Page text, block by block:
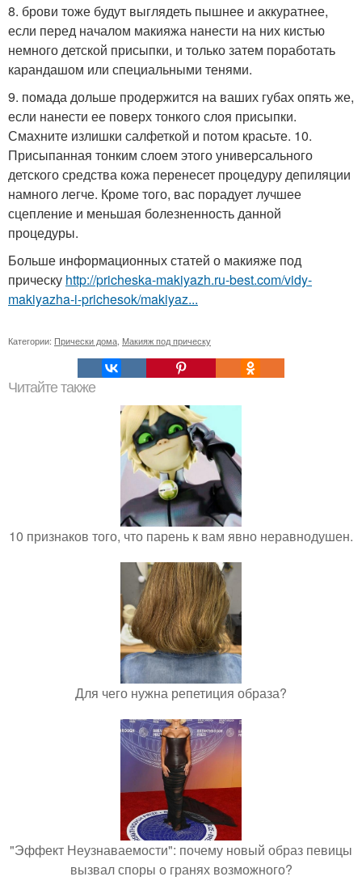
8. брови тоже будут выглядеть пышнее и аккуратнее,
если перед началом макияжа нанести на них кистью
немного детской присыпки, и только затем поработать
карандашом или специальными тенями.
9. помада дольше продержится на ваших губах опять же,
если нанести ее поверх тонкого слоя присыпки.
Смахните излишки салфеткой и потом красьте. 10.
Присыпанная тонким слоем этого универсального
детского средства кожа перенесет процедуру депиляции
намного легче. Кроме того, вас порадует лучшее
сцепление и меньшая болезненность данной
процедуры.
Больше информационных статей о макияже под
прическу http://pricheska-makiyazh.ru-best.com/vidy-
makiyazha-i-prichesok/makiyaz...
Категории: Прически дома Макияж под прическу
Читайте также
10 признаков того, что парень к вам явно неравнодушен.
Для чего нужна репетиция образа?
"Эффект Неузнаваемости": почему новый образ певицы
вызвал споры о гранях возможного?